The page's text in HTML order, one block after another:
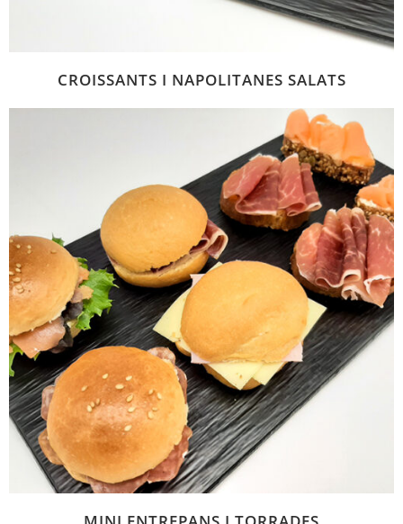
CROISSANTS I NAPOLITANES SALATS